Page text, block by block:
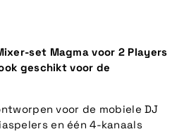
set Magma voor 2 Players
geschikt voor de
voor de mobiele DJ
en één 4-kanaals